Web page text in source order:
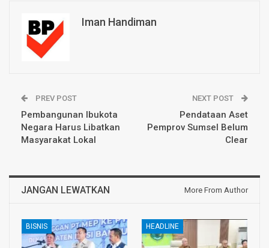
Iman Handiman
PREV POST
Pembangunan Ibukota
Negara Harus Libatkan
Masyarakat Lokal
NEXT POST
Pendataan Aset
Pemprov Sumsel Belum
Clear
JANGAN LEWATKAN More From Author
BISNIS HEADLINE